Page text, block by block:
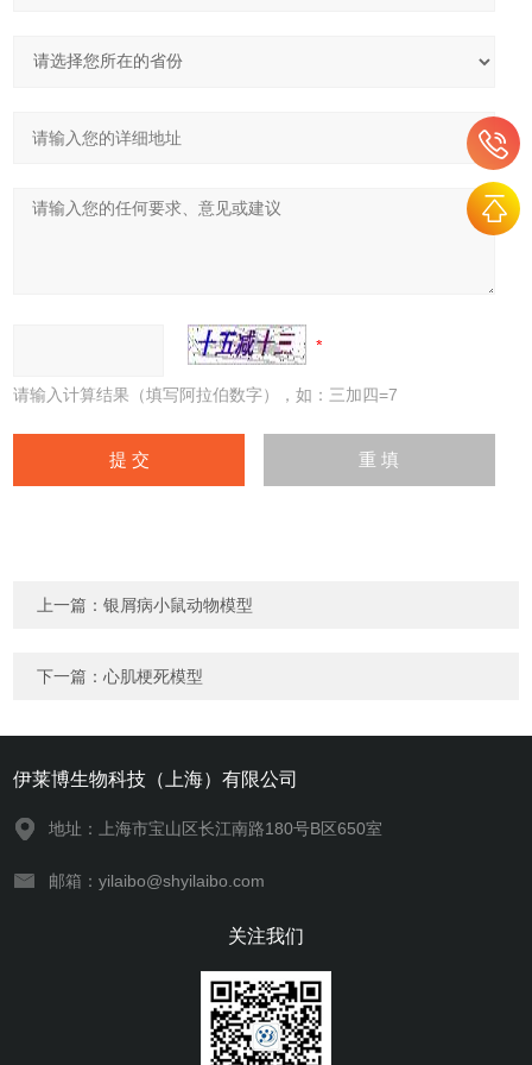
请输入计算结果（填写阿拉伯数字），如：三加四=7
上一篇：银屑病小鼠动物模型
下一篇：心肌梗死模型
伊莱博生物科技（上海）有限公司
地址：上海市宝山区长江南路180号B区650室
邮箱：yilaibo@shyilaibo.com
关注我们